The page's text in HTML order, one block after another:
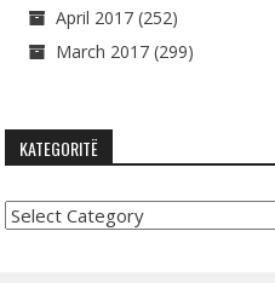
April 2017 (252)
March 2017 (299)
KATEGORITË
Kategoritë